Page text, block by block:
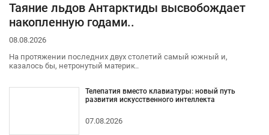
Таяние льдов Антарктиды высвобождает
накопленную годами..
08.08.2026
На протяжении последних двух столетий самый южный и,
казалось бы, нетронутый материк..
Телепатия вместо клавиатуры: новый путь
развития искусственного интеллекта
07.08.2026